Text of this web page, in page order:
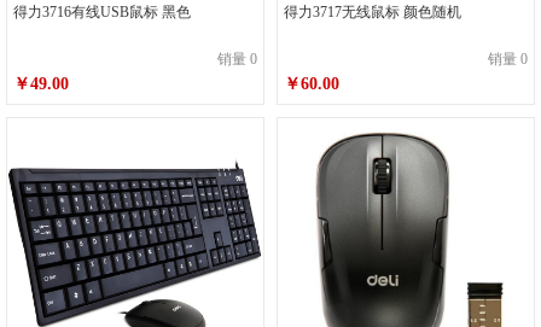
得力3716有线USB鼠标 黑色
销量 0
￥49.00
得力3717无线鼠标 颜色随机
销量 0
￥60.00